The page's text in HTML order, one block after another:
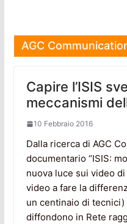
AGC
Capire l’ISIS
meccanismi
10 Febbraio 2016
Dalla ricerca di AGC
documentario “ISIS:
nuova luce sui video
video a fare la
un centinaio di
diffondono in Rete